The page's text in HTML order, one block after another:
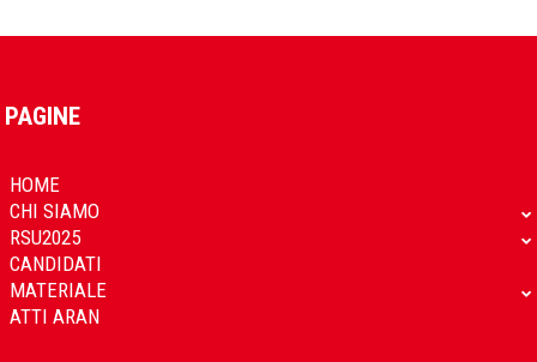
PAGINE
HOME
CHI SIAMO
RSU2025
CANDIDATI
MATERIALE
ATTI ARAN